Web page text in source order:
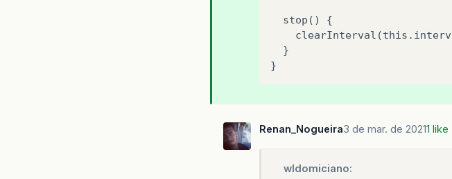
stop () {
clearInterval (this .
  }
Renan_Nogueira3 de mar. de 20211 like
wldomiciano: